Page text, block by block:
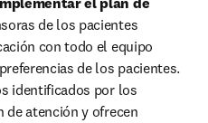
de los pacientes
con todo el equipo
de los pacientes.
identificados por los
de atención y ofrecen